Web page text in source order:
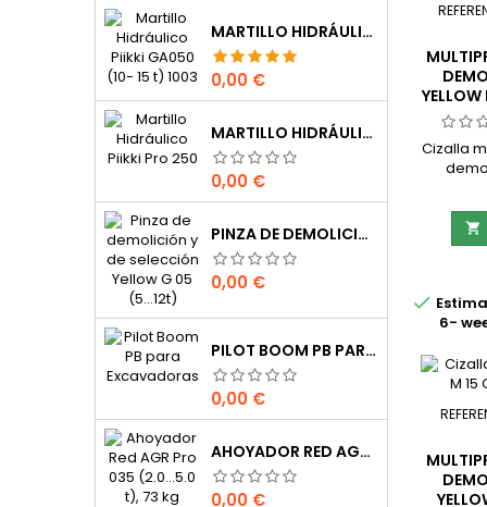
MARTILLO HIDRÁULICO PIIKKI GA050 (10- 15 T) 1003
Precio
0,00 €
MARTILLO HIDRÁULICO PIIKKI PRO 250 (25...40) 2300 KG
Precio
0,00 €
PINZA DE DEMOLICIÓN Y DE SELECCIÓN YELLOW G 05 (5…12T)
Precio
0,00 €
PILOT BOOM PB PARA EXCAVADORAS
Precio
0,00 €
AHOYADOR RED AGR PRO 035 (2.0…5.0 T), 73 KG
Precio
0,00 €
Cizalla
cizallas
M 05
sirven


6-